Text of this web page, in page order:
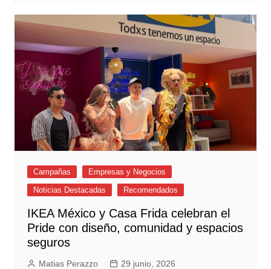
Campañas
Empresas y Negocios
Noticias Destacadas
Recomendados
IKEA México y Casa Frida celebran el
Pride con diseño, comunidad y espacios
seguros
Matias Perazzo 29 junio, 2026